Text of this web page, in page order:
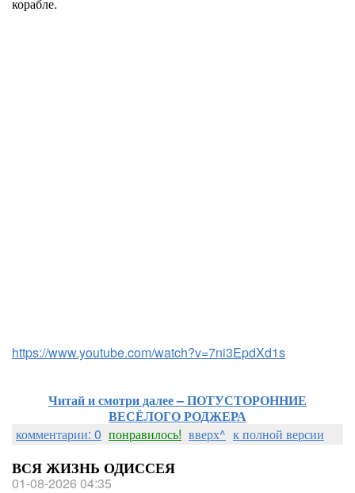
https://www.youtube.com/watch?v=7ni3EpdXd1s
Читай и смотри далее – ПОТУСТОРОННИЕ
ВЕСЁЛОГО РОДЖЕРА
комментарии: 0 понравилось! вверх^ к полной версии
ВСЯ ЖИЗНЬ ОДИССЕЯ
01-08-2026 04:35